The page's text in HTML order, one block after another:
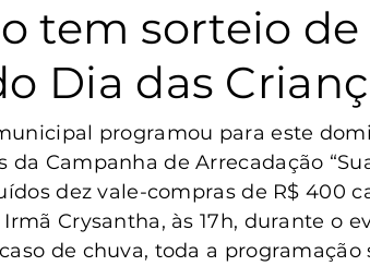
Destaque Legislativo
Clara do Sul Conselho Tutelar
tem sorteio de
Dia das
programou para este
Campanha de Arrecadação
dez vale-compras de R$ 400
Crysantha, às 17h, durante o
de chuva, toda a programação